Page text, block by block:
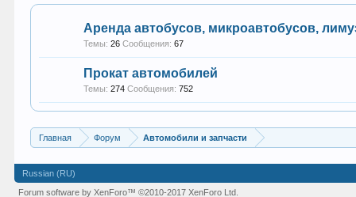
Аренда автобусов, микроавтобусов,
Темы: 26 Сообщения: 67
Прокат автомобилей
Темы: 274 Сообщения: 752
Главная Форум Автомобили и запчасти
Russian (RU)
Forum software by XenForo™©2010-2017 XenForo Ltd.